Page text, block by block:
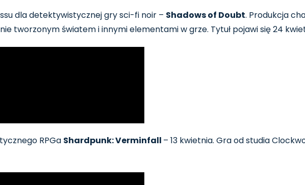
dla detektywistycznej gry sci-fi noir – Shadows of Doubt. Produkcja
tworzonym światem i innymi elementami w grze. Tytuł pojawi się 24
RPGa Shardpunk: Verminfall – 13 kwietnia. Gra od studia